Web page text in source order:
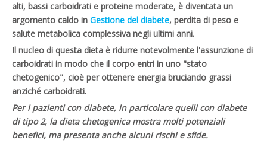
alti, bassi carboidrati e proteine ​​moderate, è diventata un
argomento caldo in Gestione del diabete, perdita di peso e
salute metabolica complessiva negli ultimi anni.
Il nucleo di questa dieta è ridurre notevolmente l'assunzione di
carboidrati in modo che il corpo entri in uno "stato
chetogenico", cioè per ottenere energia bruciando grassi
anziché carboidrati.
Per i pazienti con diabete, in particolare quelli con diabete
di tipo 2, la dieta chetogenica mostra molti potenziali
benefici, ma presenta anche alcuni rischi e sfide.